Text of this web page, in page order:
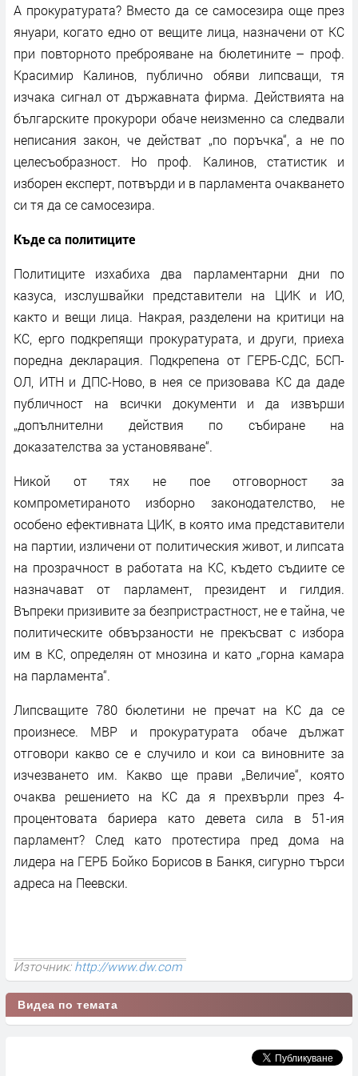
А прокуратурата? Вместо да се самосезира още през
януари, когато едно от вещите лица, назначени от КС
при повторното преброяване на бюлетините – проф.
Красимир Калинов, публично обяви липсващи, тя
изчака сигнал от държавната фирма. Действията на
българските прокурори обаче неизменно са следвали
неписания закон, че действат „по поръчка“, а не по
целесъобразност. Но проф. Калинов, статистик и
изборен експерт, потвърди и в парламента очакването
си тя да се самосезира.
Къде са политиците
Политиците изхабиха два парламентарни дни по
казуса, изслушвайки представители на ЦИК и ИО,
както и вещи лица. Накрая, разделени на критици на
КС, ерго подкрепящи прокуратурата, и други, приеха
поредна декларация. Подкрепена от ГЕРБ-СДС, БСП-
ОЛ, ИТН и ДПС-Ново, в нея се призовава КС да даде
публичност на всички документи и да извърши
„допълнителни действия по събиране на
доказателства за установяване“.
Никой от тях не пое отговорност за
компрометираното изборно законодателство, не
особено ефективната ЦИК, в която има представители
на партии, изличени от политическия живот, и липсата
на прозрачност в работата на КС, където съдиите се
назначават от парламент, президент и гилдия.
Въпреки призивите за безпристрастност, не е тайна, че
политическите обвързаности не прекъсват с избора
им в КС, определян от мнозина и като „горна камара
на парламента“.
Липсващите 780 бюлетини не пречат на КС да се
произнесе. МВР и прокуратурата обаче дължат
отговори какво се е случило и кои са виновните за
изчезването им. Какво ще прави „Величие“, която
очаква решението на КС да я прехвърли през 4-
процентовата бариера като девета сила в 51-ия
парламент? След като протестира пред дома на
лидера на ГЕРБ Бойко Борисов в Банкя, сигурно търси
адреса на Пеевски.
Източник: http://www.dw.com
Видеа по темата